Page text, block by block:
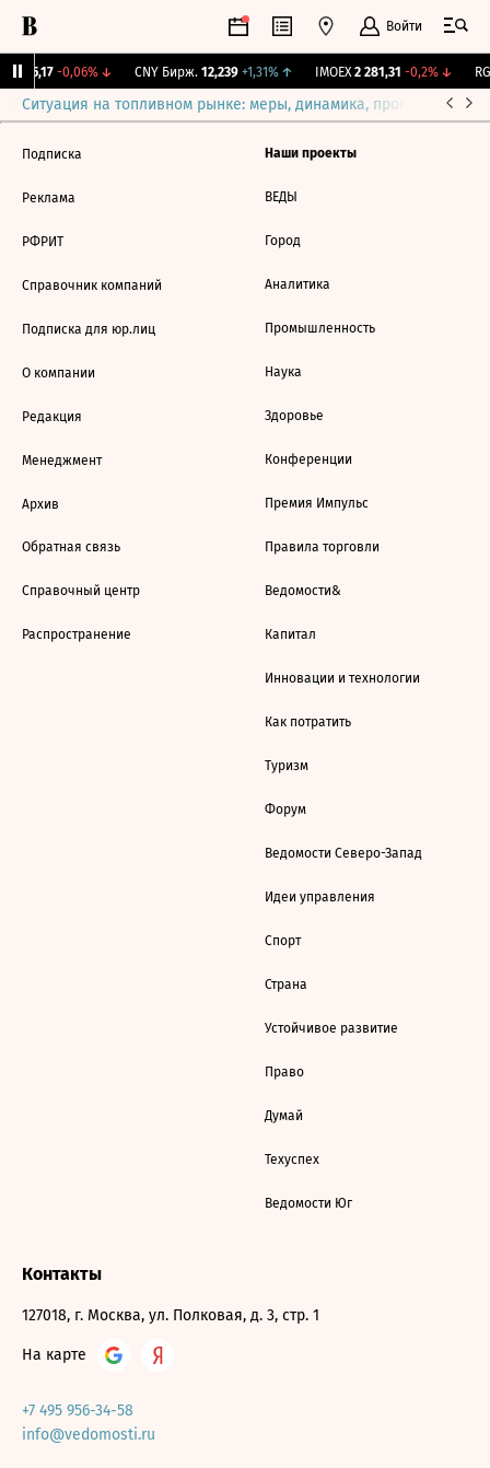
Войти
115,17 -0,06%↓ CNY Бирж. 12,239 +1,31%↑ IMOEX 2 281,31 -0,2%↓
Ситуация на топливном рынке: меры, динамика, прогнозы
Подписка
Реклама
РФРИТ
Справочник компаний
Подписка для юр.лиц
О компании
Редакция
Менеджмент
Архив
Обратная связь
Справочный центр
Распространение
Наши проекты
ВЕДЫ
Город
Аналитика
Промышленность
Наука
Здоровье
Конференции
Премия Импульс
Правила торговли
Ведомости&
Капитал
Инновации и технологии
Как потратить
Туризм
Форум
Ведомости Северо-Запад
Идеи управления
Спорт
Страна
Устойчивое развитие
Право
Думай
Техуспех
Ведомости Юг
Контакты
127018, г. Москва, ул. Полковая, д. 3, стр. 1
На карте
+7 495 956-34-58
info@vedomosti.ru